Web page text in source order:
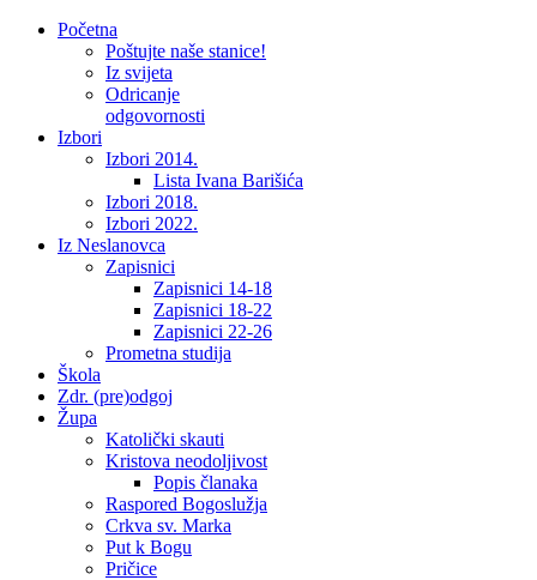
Početna
Poštujte naše stanice!
Iz svijeta
Odricanje
odgovornosti
Izbori
Izbori 2014.
Lista Ivana Barišića
Izbori 2018.
Izbori 2022.
Iz Neslanovca
Zapisnici
Zapisnici 14-18
Zapisnici 18-22
Zapisnici 22-26
Prometna studija
Škola
Zdr. (pre)odgoj
Župa
Katolički skauti
Kristova neodoljivost
Popis članaka
Raspored Bogoslužja
Crkva sv. Marka
Put k Bogu
Pričice